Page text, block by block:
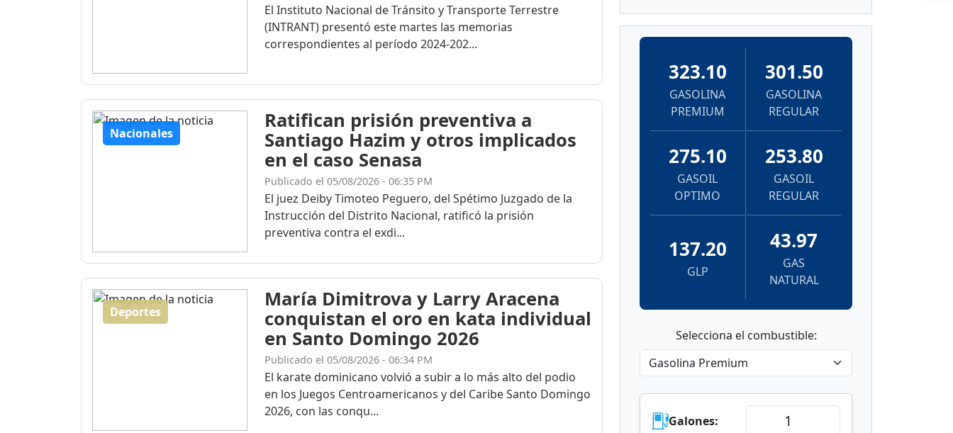
El Instituto Nacional de Tránsito y Transporte Terrestre
(INTRANT) presentó este martes las memorias
correspondientes al período 2024-202...
Nacionales
Ratifican prisión preventiva a
Santiago Hazim y otros implicados
en el caso Senasa
Publicado el 05/08/2026 - 06:35 PM
El juez Deiby Timoteo Peguero, del Spétimo Juzgado de la
Instrucción del Distrito Nacional, ratificó la prisión
preventiva contra el exdi...
Deportes
María Dimitrova y Larry Aracena
conquistan el oro en kata individual
en Santo Domingo 2026
Publicado el 05/08/2026 - 06:34 PM
El karate dominicano volvió a subir a lo más alto del podio
en los Juegos Centroamericanos y del Caribe Santo Domingo
2026, con las conqu...
323.10
GASOLINA
PREMIUM
301.50
GASOLINA
REGULAR
275.10
GASOIL
OPTIMO
253.80
GASOIL
REGULAR
137.20
GLP
43.97
GAS
NATURAL
Selecciona el combustible:
Galones: